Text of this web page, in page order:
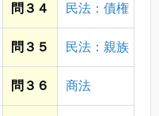
問３４ 民法：債権
問３５ 民法：親族
問３６ 商法